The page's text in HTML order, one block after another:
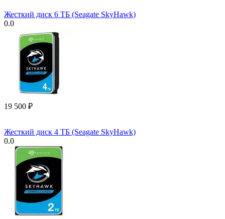
Жесткий диск 6 ТБ (Seagate SkyHawk)
0.0
19 500 ₽
Жесткий диск 4 ТБ (Seagate SkyHawk)
0.0